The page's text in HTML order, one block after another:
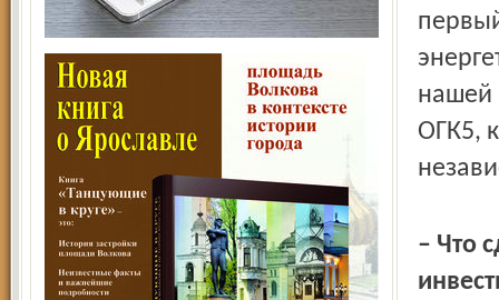
нашей
ОГК­5,
– Что